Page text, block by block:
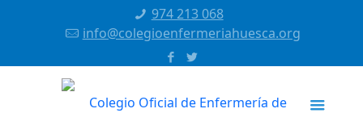
974 213 068
info@colegioenfermeriahuesca.org